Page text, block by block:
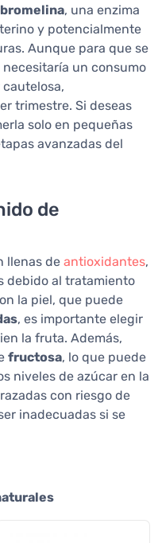
bromelina, una enzima
y potencialmente
Aunque para que se
un consumo
trimestre. Si deseas
solo en pequeñas
avanzadas del
de
llenas de antioxidantes,
debido al tratamiento
la piel, que puede
, es importante elegir
la fruta. Además,
fructosa, lo que puede
niveles de azúcar en la
con riesgo de
inadecuadas si se